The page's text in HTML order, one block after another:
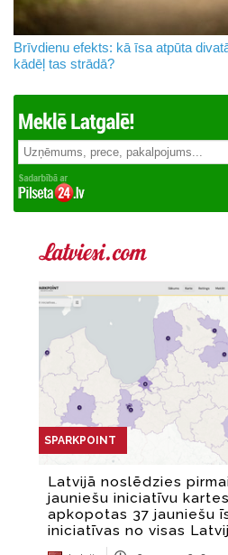
Brīvdienu efekts: kā īsa atpūta
kādēļ tas strādā?